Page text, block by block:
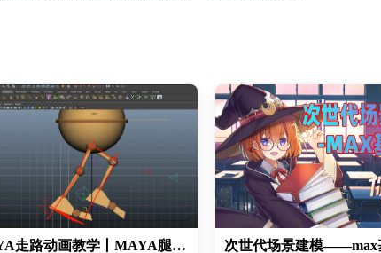
MAYA走路动画教学丨MAYA腿部动画教程丨MAYA动画制作入门丨下肢动画丨双足动画绑定丨运动规律丨手K关键帧 次世代场景建模——max